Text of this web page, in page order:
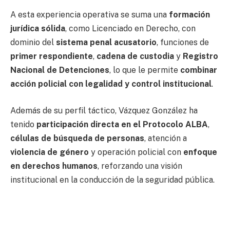
A esta experiencia operativa se suma una formación
jurídica sólida, como Licenciado en Derecho, con
dominio del sistema penal acusatorio, funciones de
primer respondiente, cadena de custodia y Registro
Nacional de Detenciones, lo que le permite combinar
acción policial con legalidad y control institucional.
Además de su perfil táctico, Vázquez González ha
tenido participación directa en el Protocolo ALBA,
células de búsqueda de personas, atención a
violencia de género y operación policial con enfoque
en derechos humanos, reforzando una visión
institucional en la conducción de la seguridad pública.